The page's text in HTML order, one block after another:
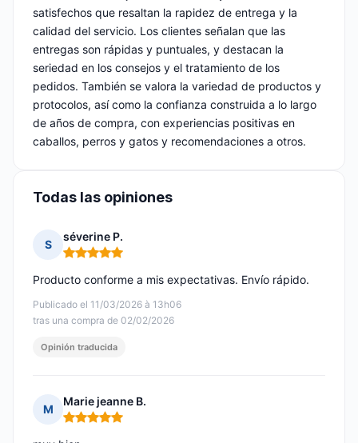
satisfechos que resaltan la rapidez de entrega y la
calidad del servicio. Los clientes señalan que las
entregas son rápidas y puntuales, y destacan la
seriedad en los consejos y el tratamiento de los
pedidos. También se valora la variedad de productos y
protocolos, así como la confianza construida a lo largo
de años de compra, con experiencias positivas en
caballos, perros y gatos y recomendaciones a otros.
Todas las opiniones
S
séverine P.
Nota: 5 de 5
Publicado el 11/03/2026 à 13h06
tras una compra de 02/02/2026
Producto conforme a mis expectativas. Envío rápido.
Opinión traducida
M
Marie jeanne B.
Nota: 5 de 5